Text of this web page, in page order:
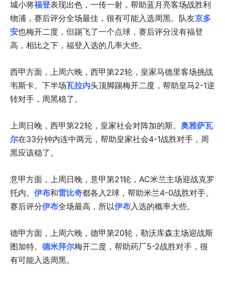
城小将福登表现出色，一传一射，帮助蓝月亮客场战胜利
物浦，赛后评分全场最佳，很有可能入选周黑。队友京多
安也梅开二度，但踢飞了一个点球，赛后评分没有福登
高，相比之下，福登入选的几率大些。
西甲方面，上周六晚，西甲第22轮，皇家马德里客场挑战
韦斯卡。下半场瓦拉内头顶脚踢梅开二度，帮助皇马2-1逆
转对手，周黑稳了。
上周日晚，西甲第22轮，皇家社会对阵加的斯。 奥雅萨瓦
尔在33分钟内连中两元，帮助皇家社会4-1战胜对手，周
黑应该稳了。
意甲方面，上周日晚，意甲第21轮，AC米兰主场迎战克罗
托内。 伊布和雷比奇都各入2球，帮助米兰4-0战胜对手。
赛后评分伊布全场最高，所以伊布入选的概率大些。
德甲方面，上周六晚，德甲第20轮，勒沃库森主场迎战斯
图加特。 德米拜尔梅开二度，帮助药厂5-2战胜对手，很
有可能入选周黑。